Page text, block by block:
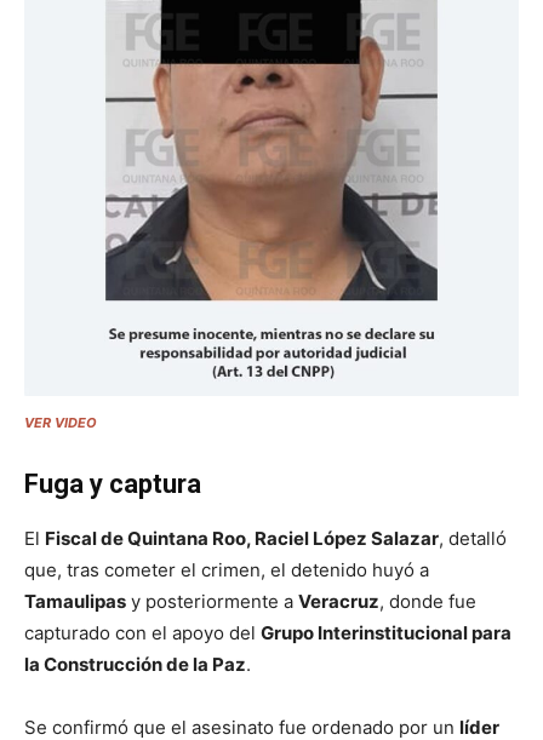
VER VIDEO
Fuga y captura
El Fiscal de Quintana Roo, Raciel López Salazar, detalló
que, tras cometer el crimen, el detenido huyó a
Tamaulipas y posteriormente a Veracruz, donde fue
capturado con el apoyo del Grupo Interinstitucional para
la Construcción de la Paz.
Se confirmó que el asesinato fue ordenado por un líder